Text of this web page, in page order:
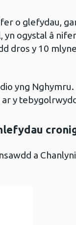
o glefydau,
ogystal â
dros y 10
yng
y
a